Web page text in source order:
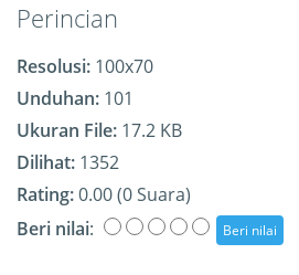
Perincian
Resolusi: 100x70
Unduhan: 101
Ukuran File: 17.2 KB
Dilihat: 1352
Rating:0.00 (0 Suara)
Beri nilai: